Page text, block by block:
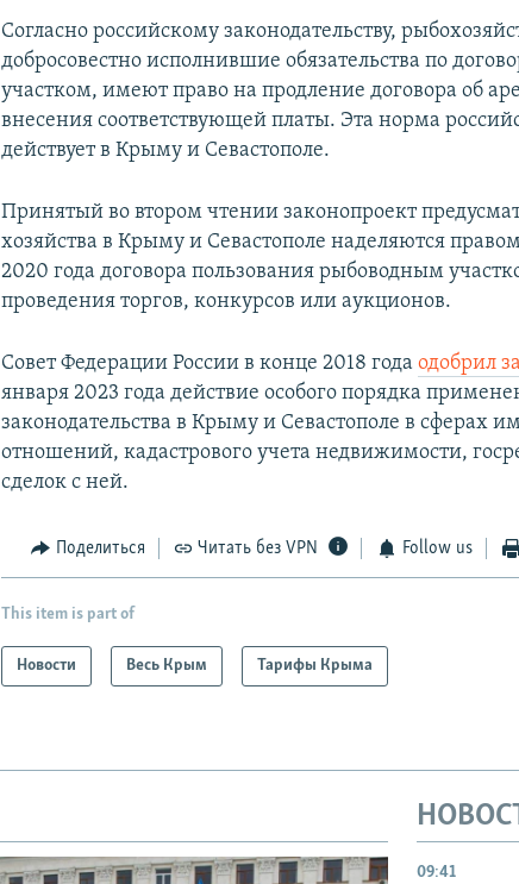
Согласно российскому законодательству,
добросовестно исполнившие обязательства по
участком, имеют право на продление договора об
внесения соответствующей платы. Эта норма
действует в Крыму и Севастополе.
Принятый во втором чтении законопроект
хозяйства в Крыму и Севастополе наделяются
2020 года договора пользования рыбоводным
проведения торгов, конкурсов или аукционов.
Совет Федерации России в конце 2018 годаодобрил
января 2023 года действие особого порядка
законодательства в Крыму и Севастополе в сферах
отношений, кадастрового учета недвижимости,
сделок с ней.
Поделиться Читать без VPN Follow us
This item is part of
Новости Весь Крым Тарифы Крыма
09:41